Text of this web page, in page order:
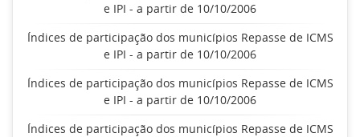
e IPI - a partir de 10/10/2006
Índices de participação dos municípios Repasse de ICMS
e IPI - a partir de 10/10/2006
Índices de participação dos municípios Repasse de ICMS
e IPI - a partir de 10/10/2006
Índices de participação dos municípios Repasse de ICMS